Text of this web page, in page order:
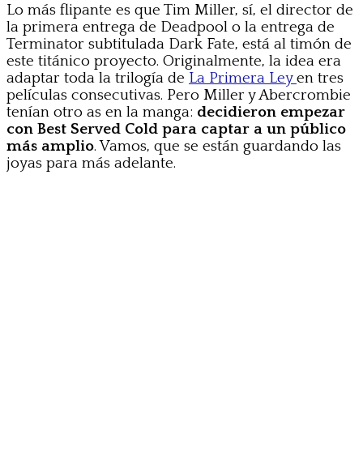
Lo más flipante es que Tim Miller, sí, el director de
la primera entrega de Deadpool o la entrega de
Terminator subtitulada Dark Fate, está al timón de
este titánico proyecto. Originalmente, la idea era
adaptar toda la trilogía de La Primera Leyen tres
películas consecutivas. Pero Miller y Abercrombie
tenían otro as en la manga: decidieron empezar
con Best Served Cold para captar a un público
más amplio. Vamos, que se están guardando las
joyas para más adelante.